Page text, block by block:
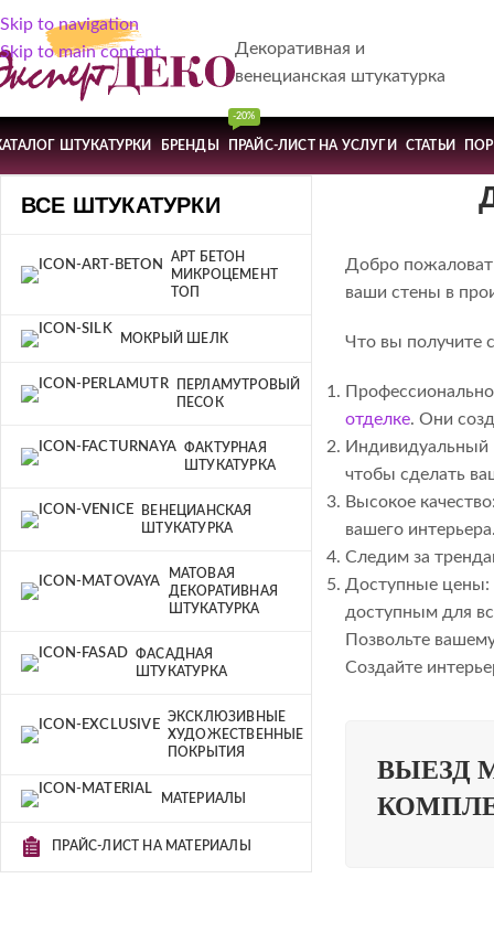
Skip to navigation
Skip to main content
Декоративная и
венецианская штукатурка
ШТУКАТУРКИ БРЕНДЫ ПРАЙС-ЛИСТ НА УСЛУГИ
-20%
СТАТЬИ
ВСЕ ШТУКАТУРКИ
АРТ БЕТОН
МИКРОЦЕМЕНТ
ТОП
МОКРЫЙ ШЕЛК
ПЕРЛАМУТРОВЫЙ
ПЕСОК
ФАКТУРНАЯ
ШТУКАТУРКА
ВЕНЕЦИАНСКАЯ
ШТУКАТУРКА
МАТОВАЯ
ДЕКОРАТИВНАЯ
ШТУКАТУРКА
ФАСАДНАЯ
ШТУКАТУРКА
ЭКСКЛЮЗИВНЫЕ
ХУДОЖЕСТВЕННЫЕ
ПОКРЫТИЯ
МАТЕРИАЛЫ
ПРАЙС-ЛИСТ НА МАТЕРИАЛЫ
Добро
ваши стены в
Что вы получите
отделке. Они
чтобы сделать
Высокое
вашего
Следим за
Доступные цены:
доступным для
Позвольте
Создайте
ВЫЕЗД